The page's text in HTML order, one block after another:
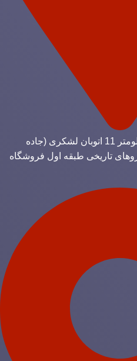
دفتر تهران: ایران، تهران کیلومتر 11 اتوبان لشکری (جاده
تاریخی طبقه اول فروشگاه